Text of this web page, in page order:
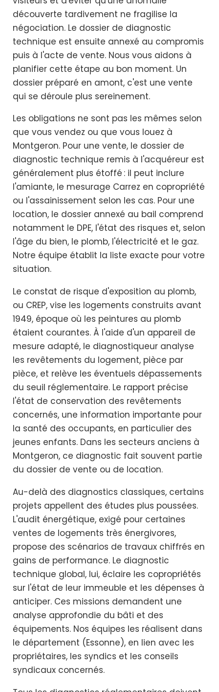
découverte tardivement ne fragilise la
négociation. Le dossier de diagnostic
technique est ensuite annexé au compromis
puis à l'acte de vente. Nous vous aidons à
planifier cette étape au bon moment. Un
dossier préparé en amont, c'est une vente
qui se déroule plus sereinement.
Les obligations ne sont pas les mêmes selon
que vous vendez ou que vous louez à
Montgeron. Pour une vente, le dossier de
diagnostic technique remis à l'acquéreur est
généralement plus étoffé : il peut inclure
l'amiante, le mesurage Carrez en copropriété
ou l'assainissement selon les cas. Pour une
location, le dossier annexé au bail comprend
notamment le DPE, l'état des risques et, selon
l'âge du bien, le plomb, l'électricité et le gaz.
Notre équipe établit la liste exacte pour votre
situation.
Le constat de risque d'exposition au plomb,
ou CREP, vise les logements construits avant
1949, époque où les peintures au plomb
étaient courantes. À l'aide d'un appareil de
mesure adapté, le diagnostiqueur analyse
les revêtements du logement, pièce par
pièce, et relève les éventuels dépassements
du seuil réglementaire. Le rapport précise
l'état de conservation des revêtements
concernés, une information importante pour
la santé des occupants, en particulier des
jeunes enfants. Dans les secteurs anciens à
Montgeron, ce diagnostic fait souvent partie
du dossier de vente ou de location.
Au-delà des diagnostics classiques, certains
projets appellent des études plus poussées.
L'audit énergétique, exigé pour certaines
ventes de logements très énergivores,
propose des scénarios de travaux chiffrés en
gains de performance. Le diagnostic
technique global, lui, éclaire les copropriétés
sur l'état de leur immeuble et les dépenses à
anticiper. Ces missions demandent une
analyse approfondie du bâti et des
équipements. Nos équipes les réalisent dans
le département (Essonne), en lien avec les
propriétaires, les syndics et les conseils
syndicaux concernés.